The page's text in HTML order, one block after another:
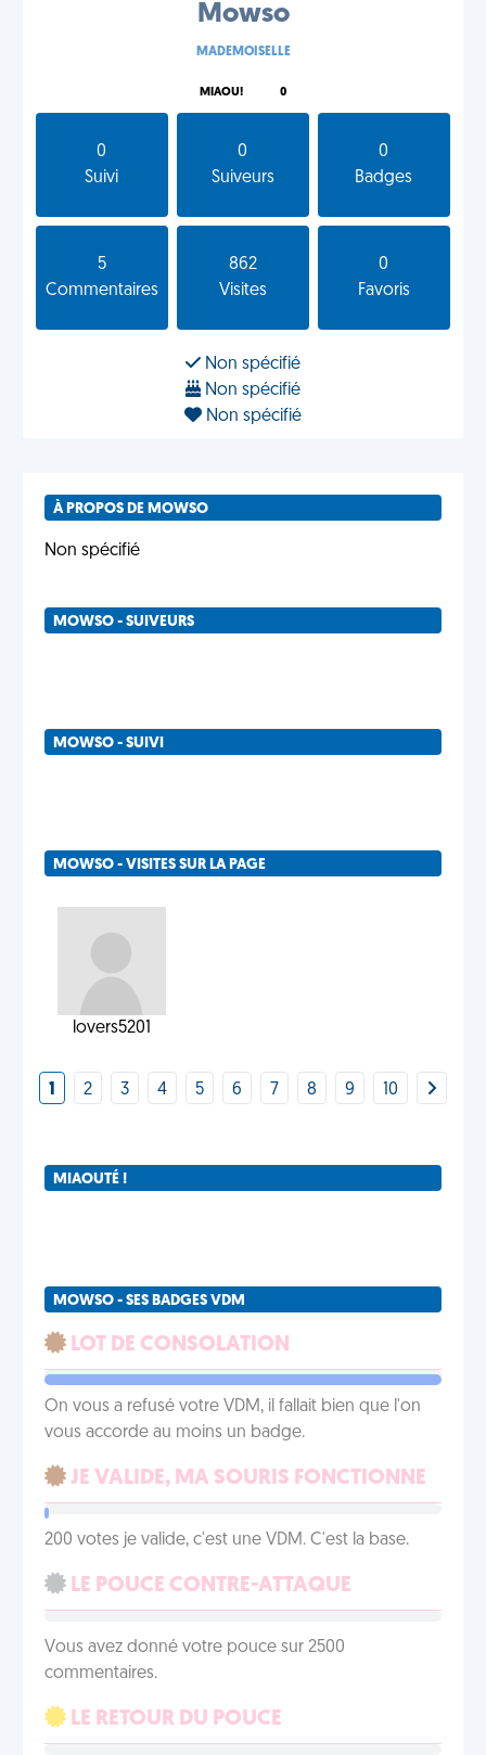
Mowso
MADEMOISELLE
MIAOU! 0
0
Suivi
0
Suiveurs
0
Badges
5
Commentaires
862
Visites
0
Favoris
Non spécifié
Non spécifié
Non spécifié
À PROPOS DE MOWSO
Non spécifié
MOWSO - SUIVEURS
MOWSO - SUIVI
MOWSO - VISITES SUR LA PAGE
lovers5201
1 2 3 4 5 6 7 8 9 10
MIAOUTÉ !
MOWSO - SES BADGES VDM
LOT DE CONSOLATION
On vous a refusé votre VDM, il fallait bien que l'on
vous accorde au moins un badge.
JE VALIDE, MA SOURIS FONCTIONNE
200 votes je valide, c'est une VDM. C'est la base.
LE POUCE CONTRE-ATTAQUE
Vous avez donné votre pouce sur 2500
commentaires.
LE RETOUR DU POUCE